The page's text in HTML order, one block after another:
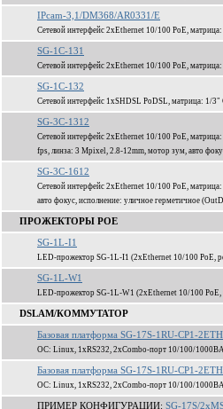
IPcam-3,1/DM368/AR0331/E
Сетевой интерфейс 2xEthernet 10/100 PoE,
SG-1C-131
Сетевой интерфейс 2xEthernet 10/100 PoE,
SG-1C-132
Сетевой интерфейс 1xSHDSL PoDSL, матрица: 1/
SG-3C-1312
Сетевой интерфейс 2xEthernet 10/100 PoE,
fps, линза: 3 Mpixel, 2.8-12mm, мотор зум, авто
SG-3C-1612
Сетевой интерфейс 2xEthernet 10/100 PoE,
авто фокус, исполнение: уличное герметичное
ПРОЖЕКТОРЫ POE
SG-1L-I1
LED-прожектор SG-1L-I1 (2xEthernet 10/100 PoE,
SG-1L-W1
LED-прожектор SG-1L-W1 (2xEthernet 10/100 PoE,
DSLAM/КОММУТАТОР
Базовая платформа SG-17S-1RU-CP1-
ОС: Linux, 1xRS232, 2xCombo-порт 10/100/
Базовая платформа SG-17S-1RU-CP1-
ОС: Linux, 1xRS232, 2xCombo-порт 10/100/
ПРИМЕР КОНФИГУРАЦИИ: SG-17S/